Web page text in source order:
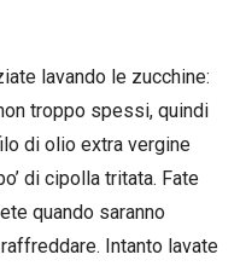
lavando le zucchine:
troppo spessi, quindi
di olio extra vergine
di cipolla tritata. Fate
quando saranno
Intanto lavate